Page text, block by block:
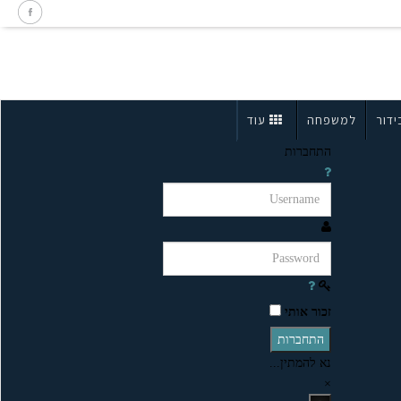
למשפחה עוד
התחברות
זכור אותי
התחברות
נא להמתין...
×